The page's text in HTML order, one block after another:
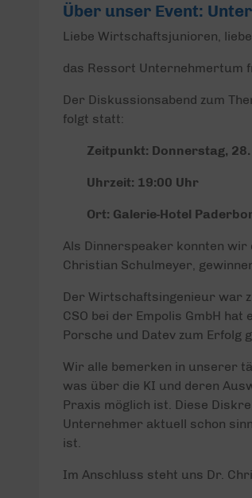
Über unser Event:
Liebe Wirtschaftsjunioren,
das Ressort Unternehmertum
Der Diskussionsabend zum
folgt statt:
Zeitpunkt: Donnerstag,
Uhrzeit: 19:00 Uhr
Ort: Galerie-Hotel
Als Dinnerspeaker konnten wir
Christian Schulmeyer,
Der Wirtschaftsingenieur war
CSO bei der Empolis GmbH
Porsche und Datev zum Erfolg
Wir alle bemerken in unserer
was über die KI und deren
Praxis möglich ist. Diese
Unternehmer aktuell schon
ist.
Im Anschluss steht uns Dr.